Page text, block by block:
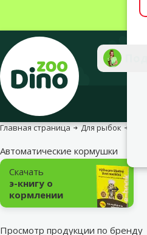
Главная страница Для рыбок
Автоматические кормушки
Подкатегория
Скачать
э-книгу о
кормлении
Просмотр продукции по бренду